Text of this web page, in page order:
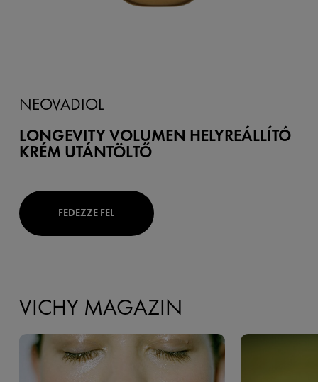
NEOVADIOL
LONGEVITY VOLUMEN HELYREÁLLÍTÓ
KRÉM UTÁNTÖLTŐ
FEDEZZE FEL
VICHY MAGAZIN